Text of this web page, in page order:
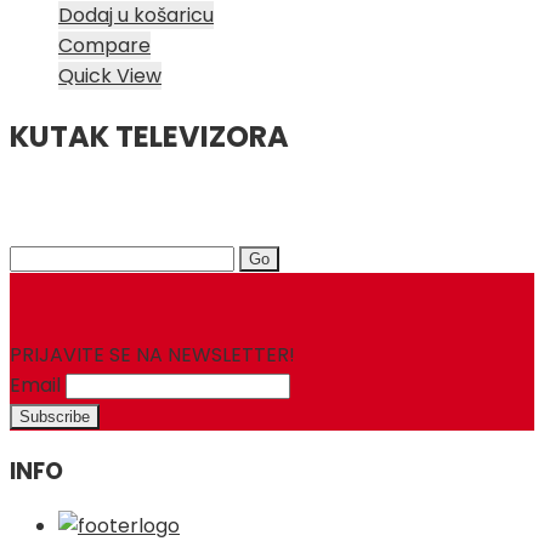
Dodaj u košaricu
Compare
Quick View
KUTAK TELEVIZORA
Search
PRIJAVITE SE NA NEWSLETTER!
Email
INFO